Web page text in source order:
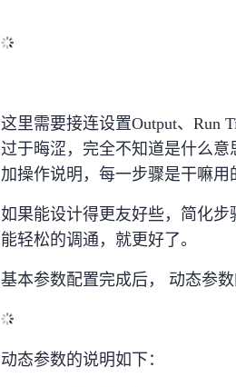
这里需要接连设置Output、Run
过于晦涩，完全不知道是什么
加操作说明，每一步骤是干嘛用
如果能设计得更友好些，简化
能轻松的调通，就更好了。
基本参数配置完成后， 动态参数
动态参数的说明如下：